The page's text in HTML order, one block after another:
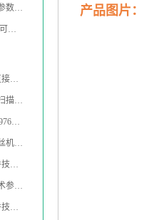
恒温塑料摇摆焊接头技术参数-图片-应
1064/1080高功率连续光纤可调条形光
3U恒温焊接水冷915/976直接半导体激
一体化恒温振镜同轴视觉扫描焊接加工
BOX恒温/不测温焊接915/976直接半导
激光焊接多轴数字送丝导丝机构技术参
4轴联动恒温激光锡焊软件技术参数-图
恒温锡焊参数设置软件技术参数-图片
6轴联动恒温激光锡焊软件技术参数-图
产品图片：